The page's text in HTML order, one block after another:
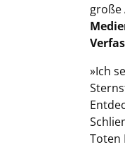
große
»Ich
Toten